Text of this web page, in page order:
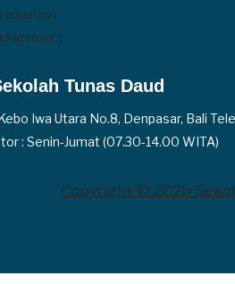
Tunas Daud
Iwa Utara No.8, Denpasar, Bali
: Senin-Jumat (07.30-14.00 WITA)
Copyright © 2025